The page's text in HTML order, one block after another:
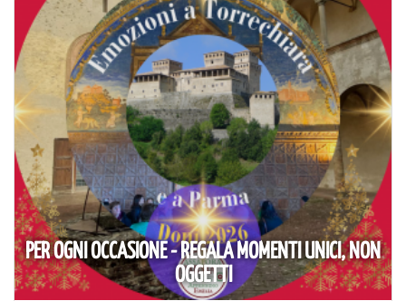
PER OGNI OCCASIONE - REGALA MOMENTI UNICI, NON
OGGETTI